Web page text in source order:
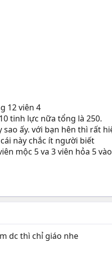
12 viên 4
tinh lực nữa tổng là 250.
ấy. với bạn hên thì rất
này chắc ít người biết
mộc 5 va 3 viên hỏa 5 vào
dc thì chỉ giáo nhe